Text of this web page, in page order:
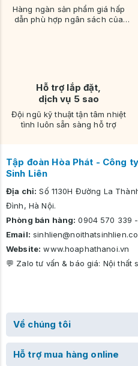
Hàng ngàn sản phẩm giá hấp
dẫn phù hợp ngân sách của
Hỗ trợ lắp đặt,
dịch vụ 5 sao
Đội ngũ kỹ thuật tận tâm nhiệt
tình luôn sẵn sàng hỗ trợ
Tập đoàn Hòa Phát - Công
Sinh Liên
Địa chỉ: Số 1130H Đường La
Đình, Hà Nội.
Phòng bán hàng: 0904 570 339 -
Email:
Website: www.hoaphathanoi.vn
💬 Zalo tư vấn & báo giá: Nội thất
Về chúng tôi
Hỗ trợ mua hàng online